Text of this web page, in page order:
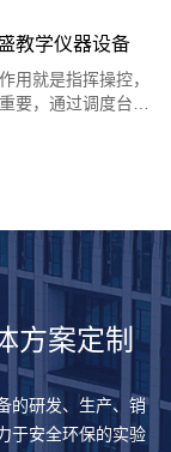
学仪器设备
就是指挥操控，
，通过调度台将
急情况呈现，并
方案定制
的研发、生产、销
于安全环保的实验